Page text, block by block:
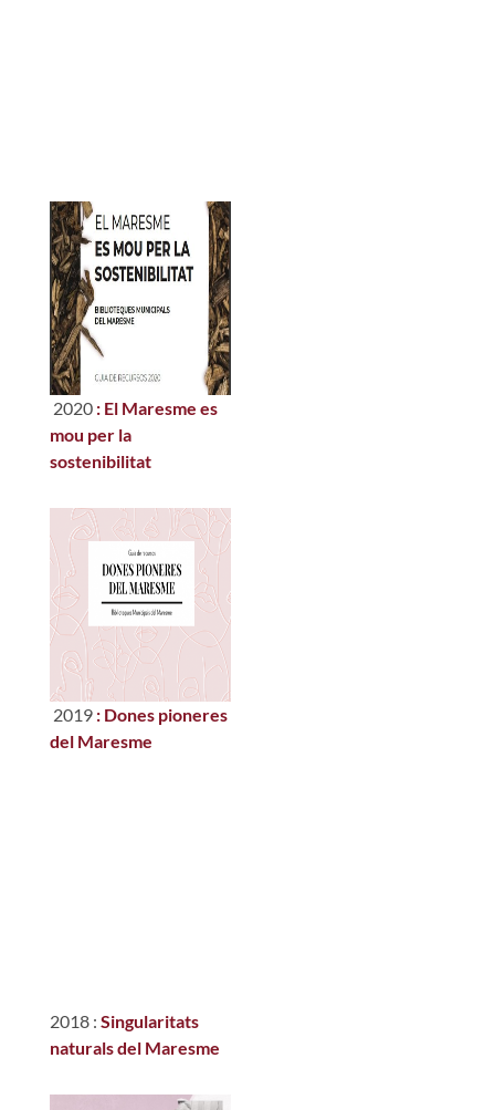
2020 : El Maresme es
mou per la
sostenibilitat
2019 : Dones pioneres
del Maresme
2018 : Singularitats
naturals del Maresme